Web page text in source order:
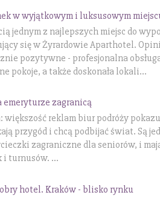
w wyjątkowym i luksusowym
jednym z najlepszych miejsc do
się w Żyrardowie Aparthotel.
pozytywne - profesjonalna
pokoje, a także doskonała lokali...
emeryturze zagranicą
większość reklam biur podróży
przygód i chcą podbijać świat. Są
zagraniczne dla seniorów, i
i turnusów. ...
hotel. Kraków - blisko rynku